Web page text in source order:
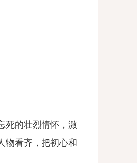
死的壮烈情怀，激
物看齐，把初心和